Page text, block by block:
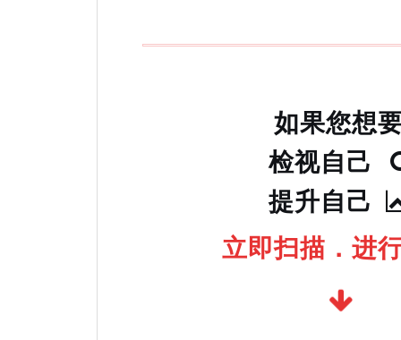
如果您想
检视自己
提升自己
立即扫描．进